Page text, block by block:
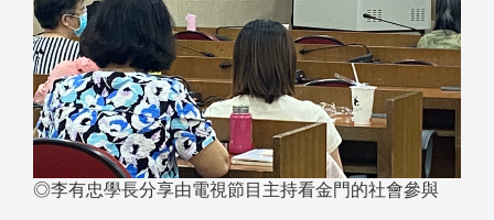
◎李有忠學長分享由電視節目主持看金門的社會參與